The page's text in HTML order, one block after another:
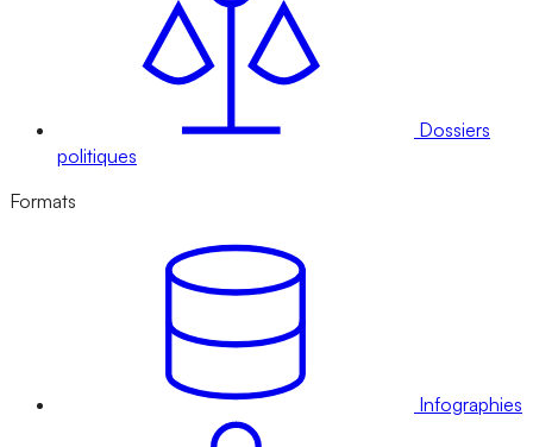
Dossiers
politiques
Formats
Infographies